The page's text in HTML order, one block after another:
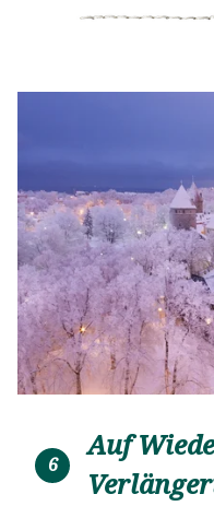
6
Auf